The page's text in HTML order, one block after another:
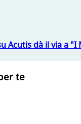
Acutis dà il via a "I
te